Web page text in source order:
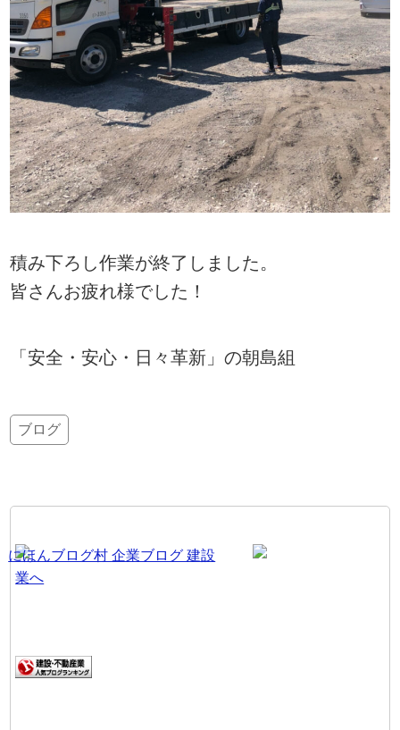
積み下ろし作業が終了しました。
皆さんお疲れ様でした！
「安全・安心・日々革新」の朝島組
ブログ